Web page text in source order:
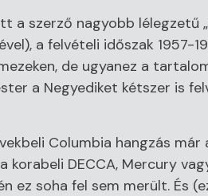
szerző nagyobb lélegzetű
a felvételi időszak 1957-
de ugyanez a
a Negyediket kétszer is
Columbia hangzás már
DECCA, Mercury
soha fel sem merült. És